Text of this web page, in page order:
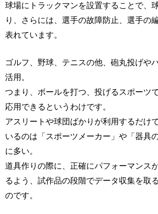
球場にトラックマンを設置することで、
り、さらには、選手の故障防止、選手の
表れています。
ゴルフ、野球、テニスの他、砲丸投げや
活用。
つまり、ボールを打つ、投げるスポーツ
応用できるというわけです。
アスリートや球団ばかりが利用するだけ
いるのは「スポーツメーカー」や「器具
に多い。
道具作りの際に、正確にパフォーマンス
るよう、試作品の段階でデータ収集を取
のです。